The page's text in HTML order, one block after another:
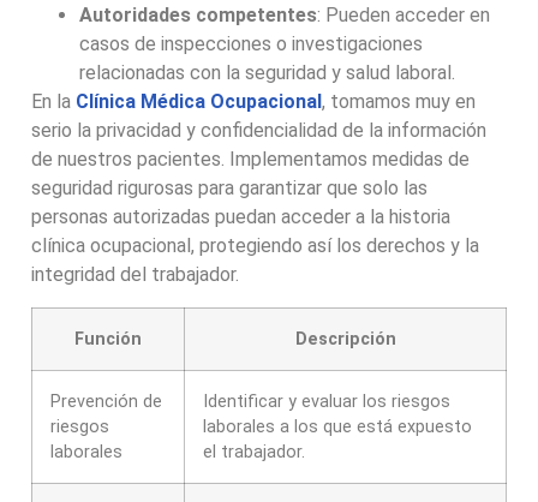
Autoridades competentes: Pueden acceder en
casos de inspecciones o investigaciones
relacionadas con la seguridad y salud laboral.
En la Clínica Médica Ocupacional, tomamos muy en
serio la privacidad y confidencialidad de la información
de nuestros pacientes. Implementamos medidas de
seguridad rigurosas para garantizar que solo las
personas autorizadas puedan acceder a la historia
clínica ocupacional, protegiendo así los derechos y la
integridad del trabajador.
Función Descripción
Prevención de
riesgos
laborales
Identificar y evaluar los riesgos
laborales a los que está expuesto
el trabajador.